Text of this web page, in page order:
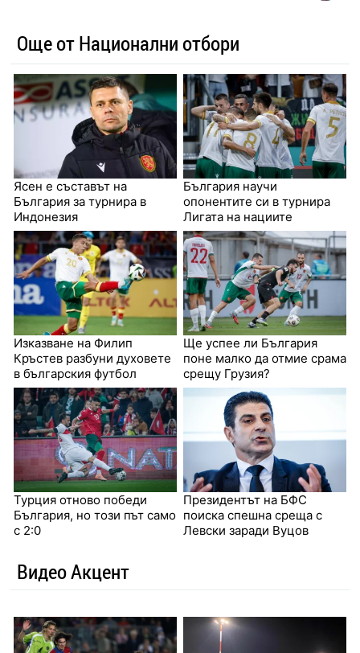
Още от Национални отбори
Ясен е съставът на
България за турнира в
Индонезия
България научи
опонентите си в турнира
Лигата на нациите
Изказване на Филип
Кръстев разбуни духовете
в българския футбол
Ще успее ли България
поне малко да отмие срама
срещу Грузия?
Турция отново победи
България, но този път само
с 2:0
Президентът на БФС
поиска спешна среща с
Левски заради Вуцов
Видео Акцент